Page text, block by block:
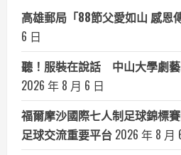
高雄郵局「88節父愛如山 感恩
6 日
聽！服裝在說話 中山大學劇
2026 年 8 月 6 日
福爾摩沙國際七人制足球錦標
足球交流重要平台 2026 年 8 月